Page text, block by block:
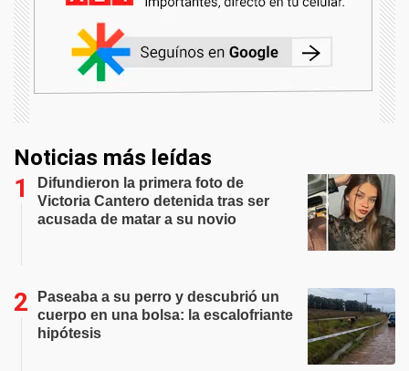
Noticias más leídas
Difundieron la primera foto de
Victoria Cantero detenida tras ser
acusada de matar a su novio
Paseaba a su perro y descubrió un
cuerpo en una bolsa: la escalofriante
hipótesis